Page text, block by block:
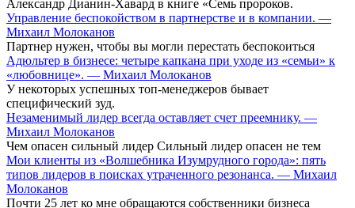
Александр Дианин-Хавард в книге «Семь пророков.
Управление беспокойством в партнерстве и в компании. —
Михаил Молоканов
Партнер нужен, чтобы вы могли перестать беспокоиться
Адюльтер в бизнесе: четыре капкана при уходе из «семьи» к
«любовнице». — Михаил Молоканов
У некоторых успешных топ-менеджеров бывает
специфический зуд.
Незаменимый лидер всегда оставляет счет преемнику. —
Михаил Молоканов
Чем опасен сильный лидер Сильный лидер опасен не тем
Мои клиенты из «Волшебника Изумрудного города»: пять
типов лидеров в поисках утраченного резонанса. — Михаил
Молоканов
Почти 25 лет ко мне обращаются собственники бизнеса